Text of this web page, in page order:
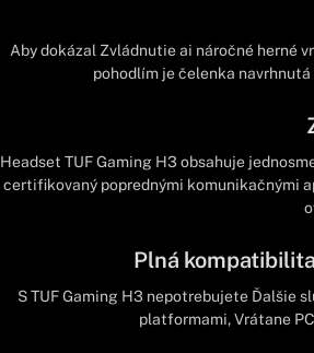
Aby dokázal Zvládnutie ai náročné herné
pohodlím je čelenka
Headset TUF Gaming H3 obsahuje
certifikovaný poprednými komunikačnými
Plná
S TUF Gaming H3 nepotrebujete Ďalšie
platformami, Vrátane